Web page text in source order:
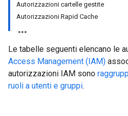
Autorizzazioni cartelle gestite
Autorizzazioni Rapid Cache
Le tabelle seguenti elencano le
Access Management (IAM)
autorizzazioni IAM sono
ruoli a utenti e gruppi.